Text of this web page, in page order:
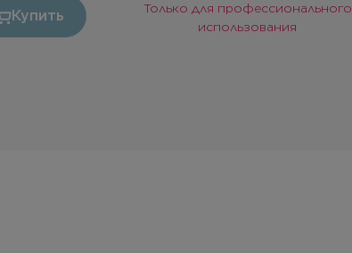
Купить
Только для профессионального
использования